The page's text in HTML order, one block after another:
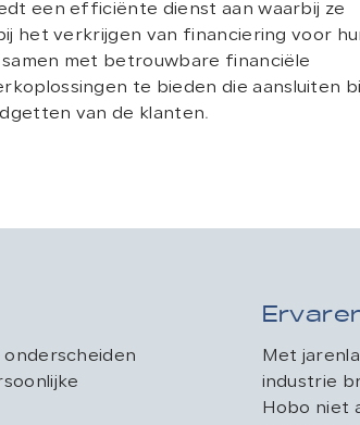
een efficiënte dienst aan waarbij ze
het verkrijgen van financiering voor
met betrouwbare financiële
te bieden die aansluiten
van de klanten.
Met
industrie
Hobo niet